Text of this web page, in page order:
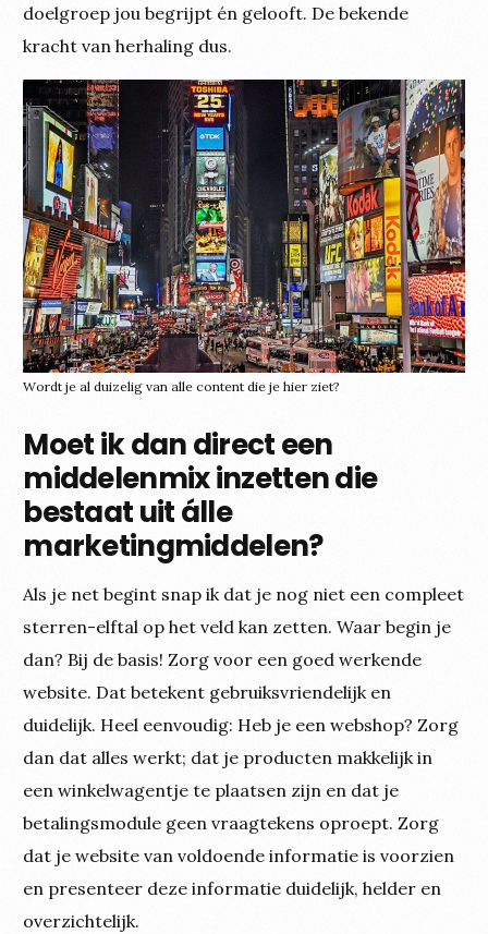
doelgroep jou begrijpt én gelooft. De bekende
kracht van herhaling dus.
Wordt je al duizelig van alle content die je hier ziet?
Moet ik dan direct een
middelenmix inzetten die
bestaat uit álle
marketingmiddelen?
Als je net begint snap ik dat je nog niet een compleet
sterren-elftal op het veld kan zetten. Waar begin je
dan? Bij de basis! Zorg voor een goed werkende
website. Dat betekent gebruiksvriendelijk en
duidelijk. Heel eenvoudig: Heb je een webshop? Zorg
dan dat alles werkt; dat je producten makkelijk in
een winkelwagentje te plaatsen zijn en dat je
betalingsmodule geen vraagtekens oproept. Zorg
dat je website van voldoende informatie is voorzien
en presenteer deze informatie duidelijk, helder en
overzichtelijk.